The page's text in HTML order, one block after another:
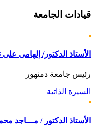
قيادات الجامعة
الأستاذ الدكتور/ إلهامى
رئيس جامعة دمنهور
السيرة الذاتية
الأستاذ الدكتور / مـــاجد